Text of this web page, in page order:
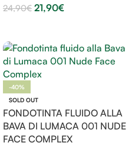
24,90€ 21,90€
-40%
SOLD OUT
FONDOTINTA FLUIDO ALLA
BAVA DI LUMACA 001 NUDE
FACE COMPLEX